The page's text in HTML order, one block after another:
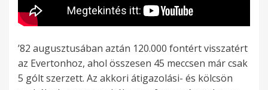
’82 augusztusában aztán 120.000 fontért visszatért
az Evertonhoz, ahol összesen 45 meccsen már csak
5 gólt szerzett. Az akkori átigazolási- és kölcsön